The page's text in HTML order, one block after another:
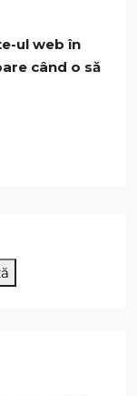
ul web în
când o să